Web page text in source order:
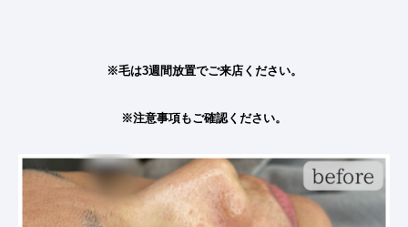
※毛は3週間放置でご来店ください。
※注意事項もご確認ください。